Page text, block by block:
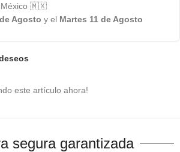
México 🇲🇽
Agosto y el Martes 11 de Agosto
este artículo ahora!
segura garantizada